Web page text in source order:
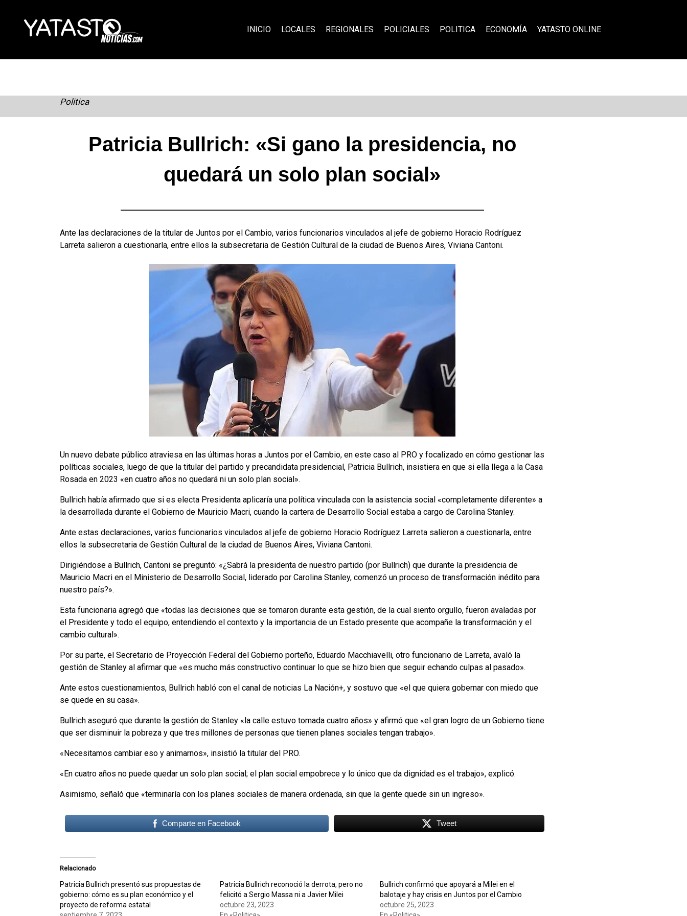
INICIO LOCALES REGIONALES POLICIALES POLITICA ECONOMÍA YATASTO ONLINE
Politica
Patricia Bullrich: «Si gano la presidencia, no
quedará un solo plan social»
Ante las declaraciones de la titular de Juntos por el Cambio, varios funcionarios vinculados al jefe de gobierno Horacio Rodríguez
Larreta salieron a cuestionarla, entre ellos la subsecretaria de Gestión Cultural de la ciudad de Buenos Aires, Viviana Cantoni.
Un nuevo debate público atraviesa en las últimas horas a Juntos por el Cambio, en este caso al PRO y focalizado en cómo gestionar las
políticas sociales, luego de que la titular del partido y precandidata presidencial, Patricia Bullrich, insistiera en que si ella llega a la Casa
Rosada en 2023 «en cuatro años no quedará ni un solo plan social».
Bullrich había afirmado que si es electa Presidenta aplicaría una política vinculada con la asistencia social «completamente diferente» a
la desarrollada durante el Gobierno de Mauricio Macri, cuando la cartera de Desarrollo Social estaba a cargo de Carolina Stanley.
Ante estas declaraciones, varios funcionarios vinculados al jefe de gobierno Horacio Rodríguez Larreta salieron a cuestionarla, entre
ellos la subsecretaria de Gestión Cultural de la ciudad de Buenos Aires, Viviana Cantoni.
Dirigiéndose a Bullrich, Cantoni se preguntó: «¿Sabrá la presidenta de nuestro partido (por Bullrich) que durante la presidencia de
Mauricio Macri en el Ministerio de Desarrollo Social, liderado por Carolina Stanley, comenzó un proceso de transformación inédito para
nuestro país?».
Esta funcionaria agregó que «todas las decisiones que se tomaron durante esta gestión, de la cual siento orgullo, fueron avaladas por
el Presidente y todo el equipo, entendiendo el contexto y la importancia de un Estado presente que acompañe la transformación y el
cambio cultural».
Por su parte, el Secretario de Proyección Federal del Gobierno porteño, Eduardo Macchiavelli, otro funcionario de Larreta, avaló la
gestión de Stanley al afirmar que «es mucho más constructivo continuar lo que se hizo bien que seguir echando culpas al pasado».
Ante estos cuestionamientos, Bullrich habló con el canal de noticias La Nación+, y sostuvo que «el que quiera gobernar con miedo que
se quede en su casa».
Bullrich aseguró que durante la gestión de Stanley «la calle estuvo tomada cuatro años» y afirmó que «el gran logro de un Gobierno tiene
que ser disminuir la pobreza y que tres millones de personas que tienen planes sociales tengan trabajo».
«Necesitamos cambiar eso y animarnos», insistió la titular del PRO.
«En cuatro años no puede quedar un solo plan social; el plan social empobrece y lo único que da dignidad es el trabajo», explicó.
Asimismo, señaló que «terminaría con los planes sociales de manera ordenada, sin que la gente quede sin un ingreso».
Comparte en Facebook Tweet
Relacionado
Patricia Bullrich presentó sus propuestas de
gobierno: cómo es su plan económico y el
proyecto de reforma estatal
Patricia Bullrich reconoció la derrota, pero no
felicitó a Sergio Massa ni a Javier Milei
octubre 23, 2023
Bullrich confirmó que apoyará a Milei en el
balotaje y hay crisis en Juntos por el Cambio
octubre 25, 2023